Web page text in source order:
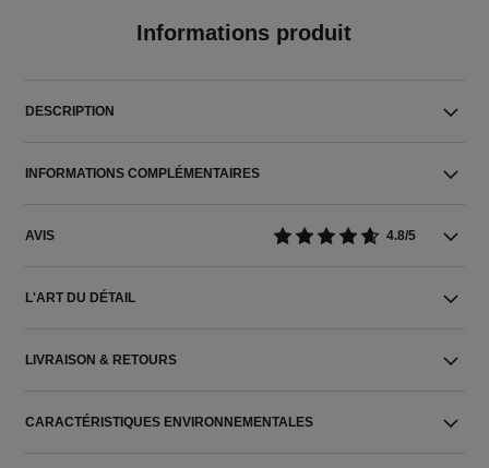
Informations produit
DESCRIPTION
INFORMATIONS COMPLÉMENTAIRES
AVIS 4.8/5
L'ART DU DÉTAIL
LIVRAISON & RETOURS
CARACTÉRISTIQUES ENVIRONNEMENTALES